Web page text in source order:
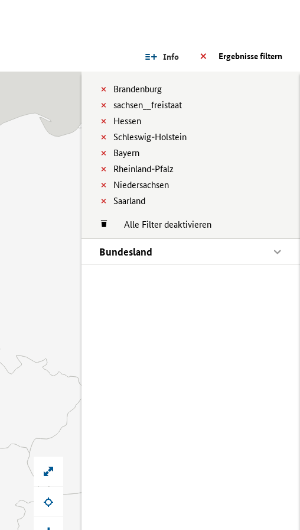
Ergebnisse filtern
Info
Brandenburg
sachsen__freistaat
Hessen
Schleswig-Holstein
Bayern
Rheinland-Pfalz
Niedersachsen
Saarland
Alle Filter deaktivieren
Bundesland